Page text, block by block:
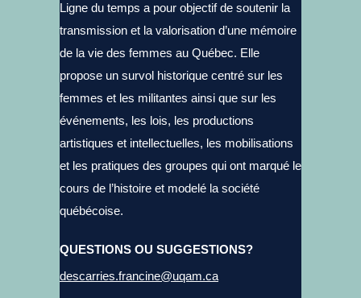
Ligne du temps a pour objectif de soutenir la
transmission et la valorisation d’une mémoire
de la vie des femmes au Québec. Elle
propose un survol historique centré sur les
femmes et les militantes ainsi que sur les
événements, les lois, les productions
artistiques et intellectuelles, les mobilisations
et les pratiques des groupes qui ont marqué le
cours de l’histoire et modelé la société
québécoise.
QUESTIONS OU SUGGESTIONS?
descarries.francine@uqam.ca